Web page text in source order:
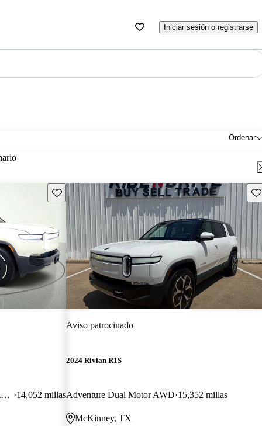
Iniciar sesión o registrarse
Ordenar
Guarda este Aviso
Adventure Dual Motor Crew Cab AWD 14,052 millas
Aviso patrocinado
2024 Rivian R1S
Adventure Dual Motor AWD 15,352 millas
McKinney, TX